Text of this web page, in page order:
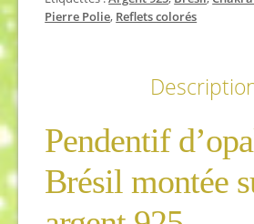
Pierre Polie, Reflets colorés
Pendentif
Brésil montée